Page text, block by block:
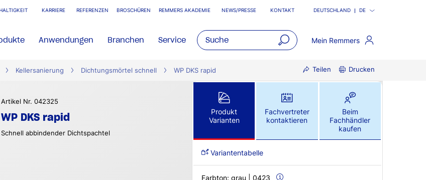
KARRIERE REFERENZEN BROSCHÜREN REMMERS AKADEMIE NEWS/PRESSE KONTAKT DEUTSCHLAND DE
Anwendungen Branchen Service Mein Remmers
Kellersanierung Dichtungsmörtel schnell WP DKS rapid Teilen Drucken
Artikel Nr. 042325
WP DKS rapid
Schnell abbindender Dichtspachtel
Produkt
Varianten
Fachvertreter
kontaktieren
Beim
Fachhändler
kaufen
Variantentabelle
Farbton: grau | 0423